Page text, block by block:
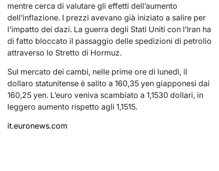
mentre cerca di valutare gli effetti dell’aumento
dell’inflazione. I prezzi avevano già iniziato a salire per
l’impatto dei dazi. La guerra degli Stati Uniti con l’Iran ha
di fatto bloccato il passaggio delle spedizioni di petrolio
attraverso lo Stretto di Hormuz.
Sul mercato dei cambi, nelle prime ore di lunedì, il
dollaro statunitense è salito a 160,35 yen giapponesi dai
160,25 yen. L’euro veniva scambiato a 1,1530 dollari, in
leggero aumento rispetto agli 1,1515.
it.euronews.com